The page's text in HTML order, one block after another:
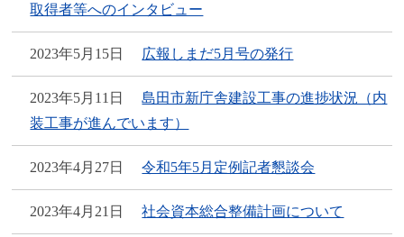
取得者等へのインタビュー
2023年5月15日 広報しまだ5月号の発行
2023年5月11日
島田市新庁舎建設工事の進捗状況（内
装工事が進んでいます）
2023年4月27日 令和5年5月定例記者懇談会
2023年4月21日 社会資本総合整備計画について